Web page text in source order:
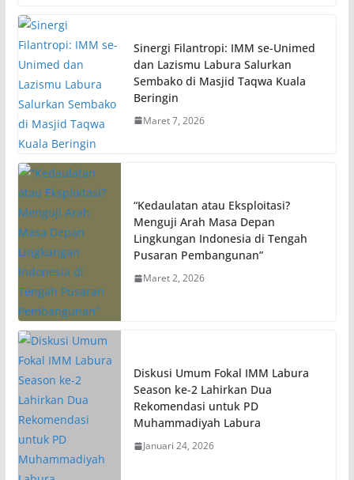
Sinergi Filantropi: IMM se-Unimed
dan Lazismu Labura Salurkan
Sembako di Masjid Taqwa Kuala
Beringin
Maret 7, 2026
“Kedaulatan atau Eksploitasi?
Menguji Arah Masa Depan
Lingkungan Indonesia di Tengah
Pusaran Pembangunan”
Maret 2, 2026
Diskusi Umum Fokal IMM Labura
Season ke-2 Lahirkan Dua
Rekomendasi untuk PD
Muhammadiyah Labura
Januari 24, 2026